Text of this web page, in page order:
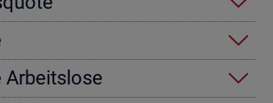
Ar­beits­lo­se